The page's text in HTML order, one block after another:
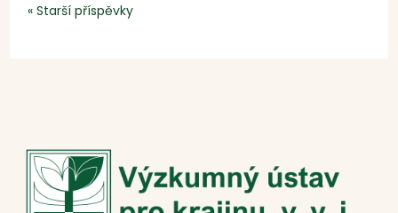
« Starší příspěvky